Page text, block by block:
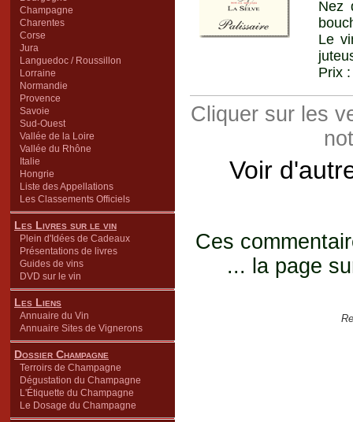
Champagne
Charentes
Corse
Jura
Languedoc / Roussillon
Lorraine
Normandie
Provence
Savoie
Sud-Ouest
Vallée de la Loire
Vallée du Rhône
Italie
Hongrie
Liste des Appellations
Les Classements Officiels
Les Livres sur le vin
Plein d'Idées de Cadeaux
Présentations de livres
Guides de vins
DVD sur le vin
Les Liens
Annuaire du Vin
Annuaire Sites de Vignerons
Dossier Champagne
Terroirs de Champagne
Dégustation du Champagne
L'Étiquette du Champagne
Le Dosage du Champagne
Nez
Le
Prix
Cliquer sur les
Voir
Ces
... la page